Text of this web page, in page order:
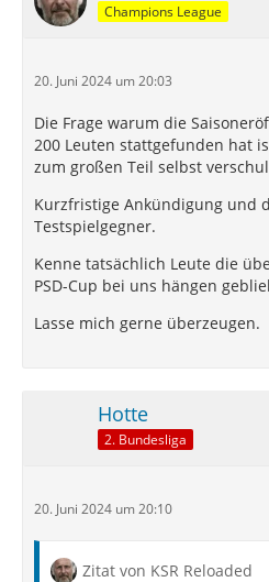
Champions League
20. Juni 2024 um 20:03
Die Frage warum die
200 Leuten stattgefunden hat
zum großen Teil selbst
Kurzfristige Ankündigung und
Testspielgegner.
Kenne tatsächlich Leute die
PSD-Cup bei uns hängen
Lasse mich gerne überzeugen.
Hotte
2. Bundesliga
20. Juni 2024 um 20:10
Zitat von KSR Reloaded